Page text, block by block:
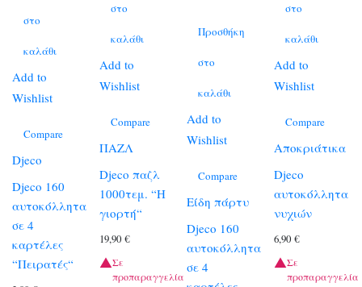
στο
καλάθι
Add to
Wishlist
Compare
Djeco
Djeco 160
αυτοκόλλητα
σε 4
καρτέλες
“Πειρατές“
στο
καλάθι
Add to
Wishlist
Compare
ΠΑΖΛ
Djeco παζλ
1000τεμ. “Η
γιορτή“
19,90€
Σε
προπαραγγελία
Προσθήκη
στο
καλάθι
Add to
Wishlist
Compare
Είδη πάρτυ
Djeco 160
αυτοκόλλητα
σε 4
στο
καλάθι
Add to
Wishlist
Compare
Αποκριάτικα
Djeco
αυτοκόλλητα
νυχιών
6,90€
Σε
προπαραγγελία